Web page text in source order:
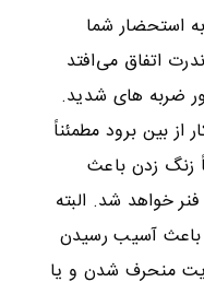
استحضار شما
اتفاق می‌افتد
ضربه های شدید.
از بین برود مطمئناً
زنگ زدن باعث
خواهد شد. البته
باعث آسیب رسیدن
منحرف شدن و یا